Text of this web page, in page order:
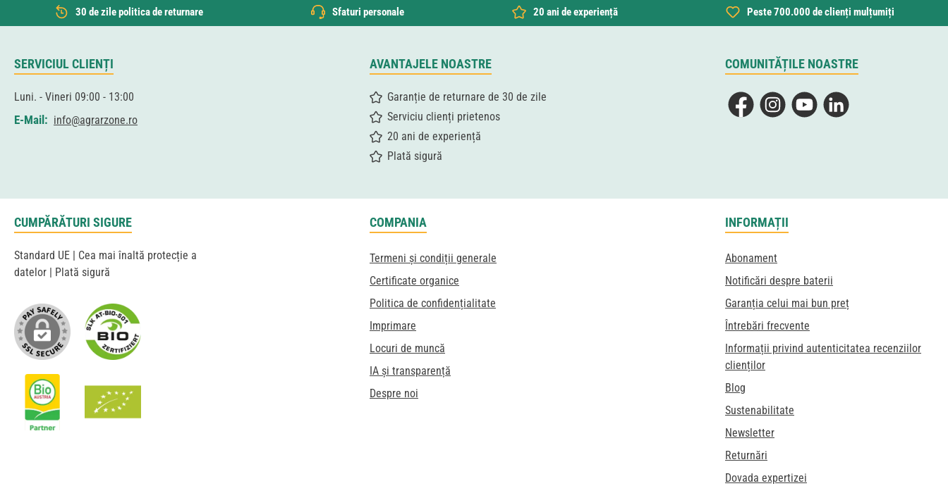
30 de zile politica de returnare Sfaturi personale 20 ani de experiență Peste 700.000 de clienți mulțumiți
SERVICIUL CLIENȚI
Luni. - Vineri 09:00 - 13:00
E-Mail: info@agrarzone.ro
AVANTAJELE NOASTRE
Garanție de returnare de 30 de zile
Serviciu clienți prietenos
20 ani de experiență
Plată sigură
COMUNITĂȚILE NOASTRE
FacebookInstagramYouTubeLinkedIn
CUMPĂRĂTURI SIGURE
Standard UE | Cea mai înaltă protecție a
datelor | Plată sigură
COMPANIA
Termeni și condiții generale
Certificate organice
Politica de confidențialitate
Imprimare
Locuri de muncă
IA și transparență
Despre noi
INFORMAȚII
Abonament
Notificări despre baterii
Garanția celui mai bun preț
Întrebări frecvente
Informații privind autenticitatea recenziilor
clienților
Blog
Sustenabilitate
Newsletter
Returnări
Dovada expertizei